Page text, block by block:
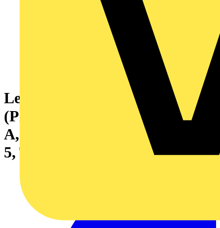
Leiterplattensteckverbinder
(Platinenanschluss), 320 V, 15
A, Raster in mm: 5.08, Polzahl:
5, THT-Lötanschluss, Box